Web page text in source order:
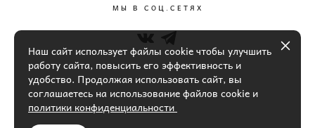
МЫ В СОЦ.СЕТЯХ
Наш сайт использует файлы cookie чтобы улучшить
работу сайта, повысить его эффективность и
удобство. Продолжая использовать сайт, вы
соглашаетесь на использование файлов cookie и
политики конфиденциальности